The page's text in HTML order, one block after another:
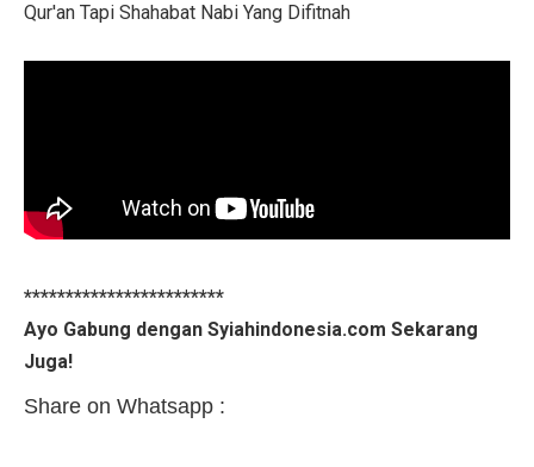
Qur'an Tapi Shahabat Nabi Yang Difitnah
************************
Ayo Gabung dengan Syiahindonesia.com Sekarang
Juga!
Share on Whatsapp :